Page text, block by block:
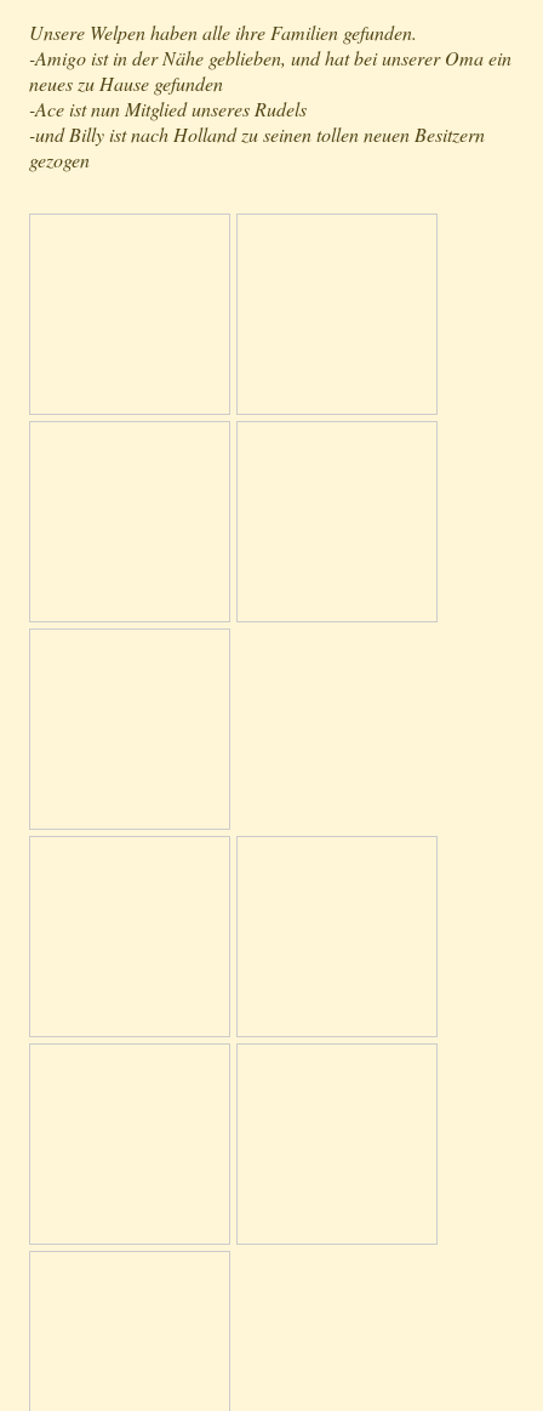
Unsere Welpen haben alle ihre Familien gefunden.
-Amigo ist in der Nähe geblieben, und hat bei unserer Oma ein
neues zu Hause gefunden
-Ace ist nun Mitglied unseres Rudels
-und Billy ist nach Holland zu seinen tollen neuen Besitzern
gezogen